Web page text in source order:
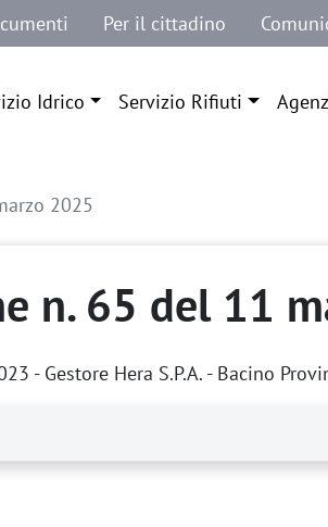
Per il cittadino
principale
Idrico Servizio Rifiuti
2025
n. 65 del 11
- Gestore Hera S.P.A. - Bacino